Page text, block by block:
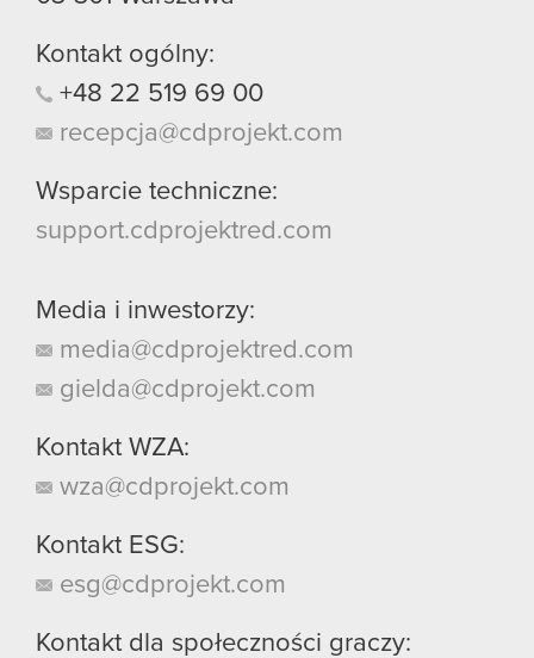
Kontakt ogólny:
+48 22 519 69 00
recepcja@cdprojekt.com
Wsparcie techniczne:
support.cdprojektred.com
Media i inwestorzy:
media@cdprojektred.com
gielda@cdprojekt.com
Kontakt WZA:
wza@cdprojekt.com
Kontakt ESG:
esg@cdprojekt.com
Kontakt dla społeczności graczy: